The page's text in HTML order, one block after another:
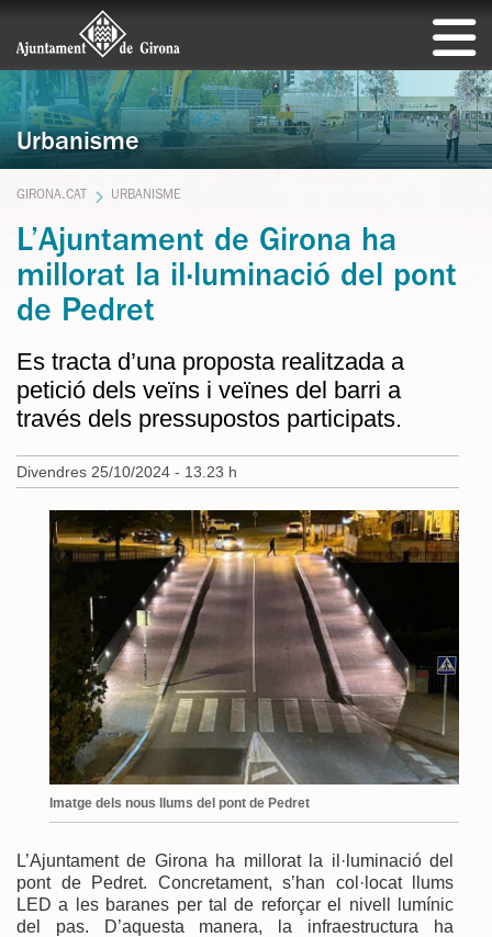
Urbanisme
GIRONA.CAT URBANISME
L’Ajuntament de Girona ha
millorat la il·luminació del pont
de Pedret
Es tracta d’una proposta realitzada a
petició dels veïns i veïnes del barri a
través dels pressupostos participats.
Divendres 25/10/2024 - 13.23 h
Imatge dels nous llums del pont de Pedret
L’Ajuntament de Girona ha millorat la il·luminació del
pont de Pedret. Concretament, s’han col·locat llums
LED a les baranes per tal de reforçar el nivell lumínic
del pas. D’aquesta manera, la infraestructura ha